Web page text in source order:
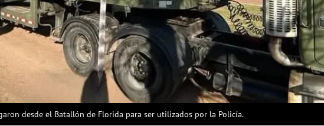
desde el Batallón de Florida para ser utilizados por la Policía.